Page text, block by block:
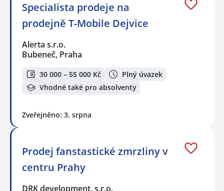
Specialista prodeje na
prodejně T-Mobile Dejvice
Alerta s.r.o.
Bubeneč, Praha
30 000 – 55 000 Kč
Plný úvazek
Vhodné také pro absolventy
Zveřejněno: 3. srpna
Prodej fanstastické zmrzliny v
centru Prahy
DRK development, s.r.o.